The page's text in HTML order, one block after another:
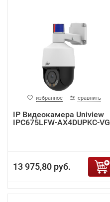
избранное сравнить
IP Видеокамера Uniview
IPC675LFW-AX4DUPKC-VG
13 975,80 руб.